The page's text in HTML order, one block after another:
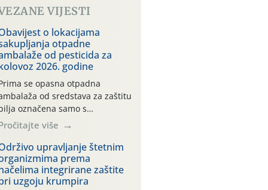
VIJESTI
o lokacijama
otpadne
od pesticida za
2026. godine
se opasna otpadna
od sredstava za zaštitu
označena samo s
i oznakom
CROCPA EKO MODEL:
ambalaža kao i
drugih proizvoda koji
sredstva za zaštitu bilja
(npr. ambalaža od mineralnih
više
upravljanje štetnim
prema
integrirane zaštite
uzgoju krumpira